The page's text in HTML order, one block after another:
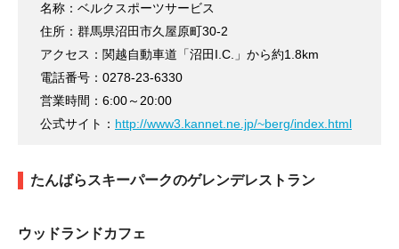
名称：ベルクスポーツサービス
住所：群馬県沼田市久屋原町30-2
アクセス：関越自動車道「沼田I.C.」から約1.8km
電話番号：0278-23-6330
営業時間：6:00～20:00
公式サイト： http://www3.kannet.ne.jp/~berg/index.html
たんばらスキーパークのゲレンデレストラン
ウッドランドカフェ